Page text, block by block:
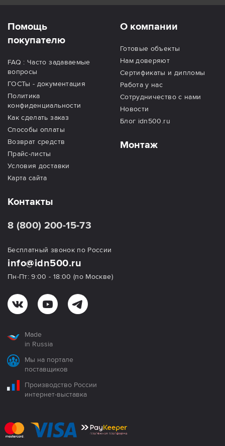
Помощь
покупателю
FAQ : Часто задаваемые
вопросы
ГОСТы - документация
Политика
конфиденциальности
Как сделать заказ
Способы оплаты
Возврат средств
Прайс-листы
Условия доставки
Карта сайта
О компании
Готовые объекты
Нам доверяют
Сертификаты и дипломы
Работа у нас
Сотрудничество с нами
Новости
Блог idn500.ru
Монтаж
Контакты
8 (800) 200-15-73
Бесплатный звонок по России
info@idn500.ru
Пн-Пт: 9:00 - 18:00 (по Москве)
Made
in Russia
Мы на портале
поставщиков
Производство России
интернет-выставка